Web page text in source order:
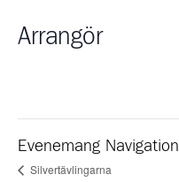
Arrangör
Evenemang Navigation
Silvertävlingarna